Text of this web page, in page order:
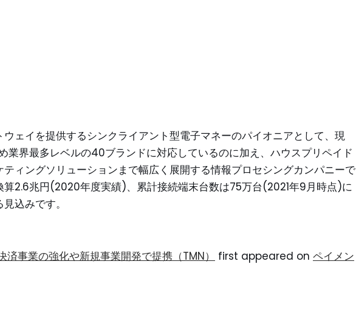
ェイを提供するシンクライアント型電子マネーのパイオニアとして、現
業界最多レベルの40ブランドに対応しているのに加え、ハウスプリペイド
ィングソリューションまで幅広く展開する情報プロセシングカンパニーで
算2.6兆円(2020年度実績)、累計接続端末台数は75万台(2021年9月時点)に
込みです。
済事業の強化や新規事業開発で提携（TMN） first appeared on ペイメン